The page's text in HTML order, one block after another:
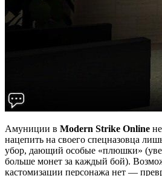
Амуниции в Modern Strike Online
нацепить на своего спецназовца
убор, дающий особые «плюшки»
больше монет за каждый бой).
кастомизации персонажа нет —